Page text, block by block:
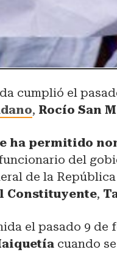
cumplió el
, Rocío San
ha permitido
del
de la
Constituyente,
el pasado 9 de
cuando